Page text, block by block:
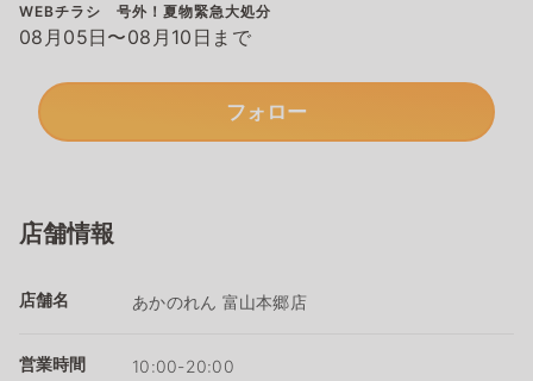
WEBチラシ 号外！夏物緊急大処分
08月05日〜08月10日まで
フォロー
店舗情報
店舗名 あかのれん 富山本郷店
営業時間 10:00-20:00